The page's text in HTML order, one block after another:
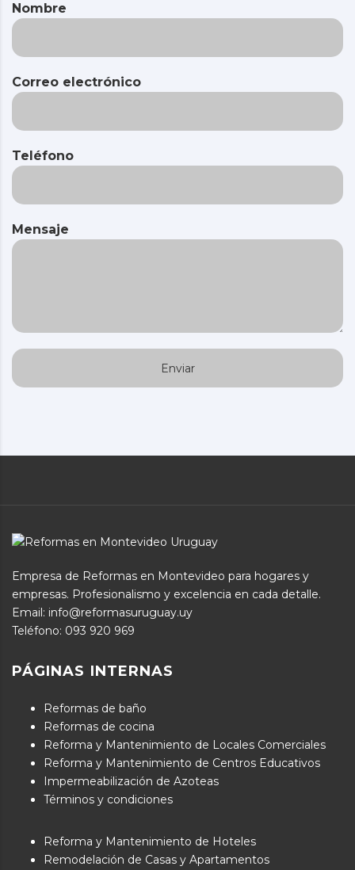
Nombre
Correo electrónico
Teléfono
Mensaje
Empresa de Reformas en Montevideo para hogares y
empresas. Profesionalismo y excelencia en cada detalle.
Email: info@reformasuruguay.uy
Teléfono: 093 920 969
PÁGINAS INTERNAS
Reformas de baño
Reformas de cocina
Reforma y Mantenimiento de Locales Comerciales
Reforma y Mantenimiento de Centros Educativos
Impermeabilización de Azoteas
Términos y condiciones
Reforma y Mantenimiento de Hoteles
Remodelación de Casas y Apartamentos